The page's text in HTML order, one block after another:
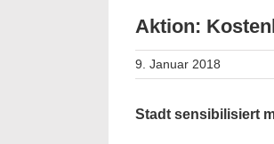
Aktion:
9. Januar 2018
Stadt sensibilisiert